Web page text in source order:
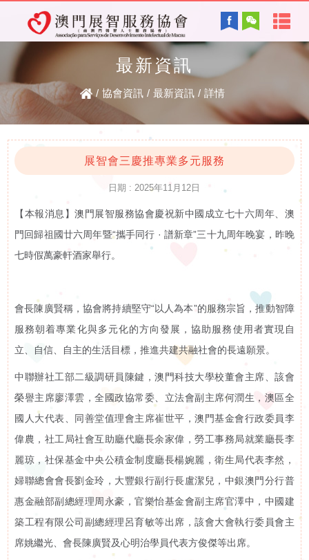
首
頁
關
於
協會背景及方針
服務內容
智障的認識
電子讀物
會
訊
最新資訊
復康資訊
動
展
示
活動花絮
活動預告
影
English
最新資訊
/ 協會資訊 / 最新資訊 / 詳情
展智會三慶推專業多元服務
日期 : 2025年11月12日
【本報消息】澳門展智服務協會慶祝新中國成立七十六周年、澳
門回歸祖國廿六周年暨“攜手同行 · 譜新章”三十九周年晚宴，昨晚
七時假萬豪軒酒家舉行。
會長陳廣賢稱，協會將持續堅守“以人為本”的服務宗旨，推動智障
服務朝着專業化與多元化的方向發展，協助服務使用者實現自
立、自信、自主的生活目標，推進共建共融社會的長遠願景。
中聯辦社工部二級調研員陳鍵，澳門科技大學校董會主席、該會
榮譽主席廖澤雲，全國政協常委、立法會副主席何潤生，澳區全
國人大代表、同善堂值理會主席崔世平，澳門基金會行政委員李
偉農，社工局社會互助廳代廳長余家偉，勞工事務局就業廳長李
麗琼，社保基金中央公積金制度廳長楊婉麗，衛生局代表李然，
婦聯總會會長劉金玲，大豐銀行副行長盧潔兒，中銀澳門分行普
惠金融部副總經理周永豪，官樂怡基金會副主席官澤中，中國建
築工程有限公司副總經理呂育敏等出席，該會大會執行委員會主
席姚繼光、會長陳廣賢及心明治學員代表方俊傑等出席。